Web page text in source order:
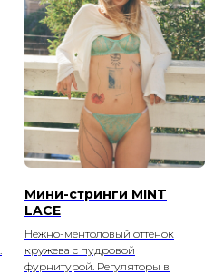
Мини-стринги MINT
LACE
Нежно-ментоловый оттенок
кружева с пудровой
фурнитурой. Регуляторы в